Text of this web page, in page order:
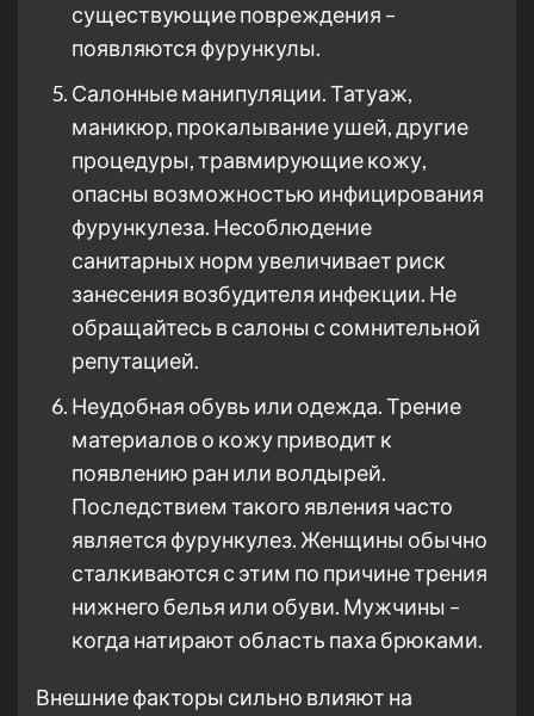
существующие повреждения –
появляются фурункулы.
Салонные манипуляции. Татуаж,
маникюр, прокалывание ушей, другие
процедуры, травмирующие кожу,
опасны возможностью инфицирования
фурункулеза. Несоблюдение
санитарных норм увеличивает риск
занесения возбудителя инфекции. Не
обращайтесь в салоны с сомнительной
репутацией.
Неудобная обувь или одежда. Трение
материалов о кожу приводит к
появлению ран или волдырей.
Последствием такого явления часто
является фурункулез. Женщины обычно
сталкиваются с этим по причине трения
нижнего белья или обуви. Мужчины –
когда натирают область паха брюками.
Внешние факторы сильно влияют на